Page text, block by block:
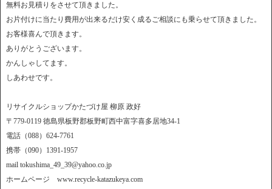
無料お見積りをさせて頂きました。
お片付けに当たり費用が出来るだけ安く成るご相談にも乗らせて頂きました。
お客様喜んで頂きます。
ありがとうございます。
かんしゃしてます。
しあわせです。
リサイクルショップかたづけ屋 柳原 政好
〒779-0119 徳島県板野郡板野町西中富字喜多居地34-1
電話（088）624-7761
携帯（090）1391-1957
mail tokushima_49_39@yahoo.co.jp
ホームページ www.recycle-katazukeya.com